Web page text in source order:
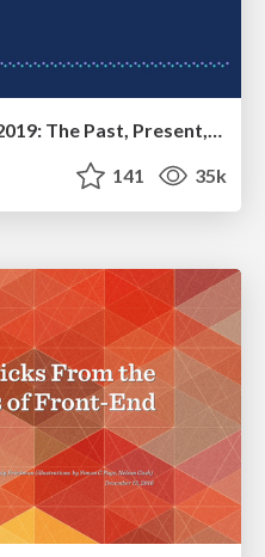
RailsConf & Balkan Ruby 2019: The Past, Present, and Future of Rails at GitHub
141 35k